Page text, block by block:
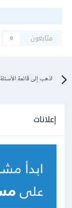
متابعون
0
اذهب إلى قائمة الأسئلة
إعلانات